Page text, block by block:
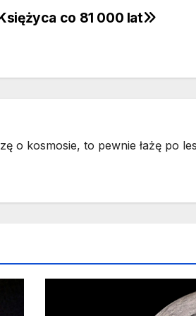
co 81 000 lat
o kosmosie, to pewnie łażę po